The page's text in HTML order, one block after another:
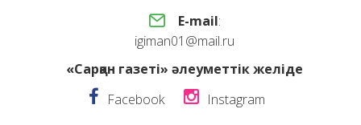
E-mail:
igiman01@mail.ru
«Сарқан газеті» әлеуметтік желіде
Facebook
Instagram